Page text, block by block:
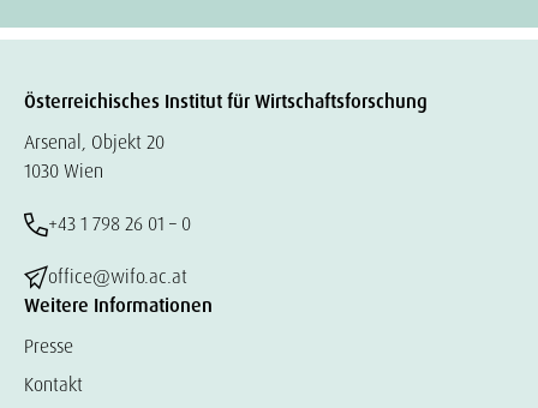
Österreichisches Institut für Wirtschaftsforschung
Arsenal, Objekt 20
1030 Wien
+43 1 798 26 01 – 0
office@wifo.ac.at
Weitere Informationen
Presse
Kontakt